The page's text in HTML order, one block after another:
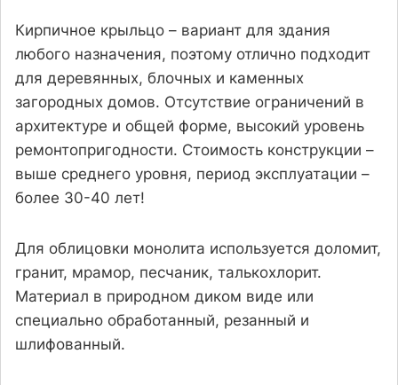
Кирпичное крыльцо – вариант для здания
любого назначения, поэтому отлично подходит
для деревянных, блочных и каменных
загородных домов. Отсутствие ограничений в
архитектуре и общей форме, высокий уровень
ремонтопригодности. Стоимость конструкции –
выше среднего уровня, период эксплуатации –
более 30-40 лет!
Для облицовки монолита используется доломит,
гранит, мрамор, песчаник, талькохлорит.
Материал в природном диком виде или
специально обработанный, резанный и
шлифованный.